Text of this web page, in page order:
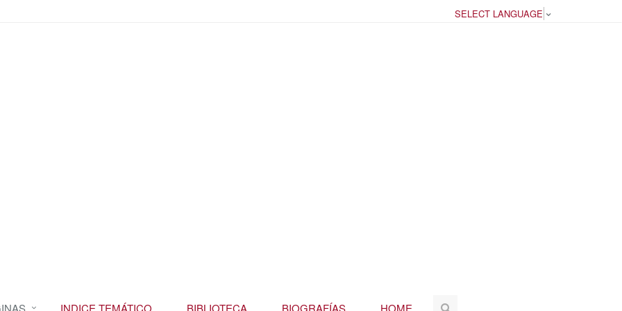
SELECT LANGUAGE
INDICE TEMÁTICO BIBLIOTECA BIOGRAFÍAS HOME